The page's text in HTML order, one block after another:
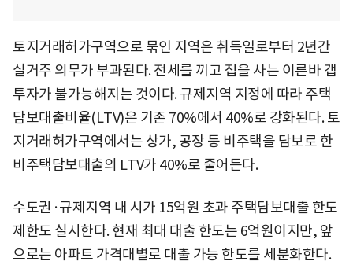
토지거래허가구역으로 묶인 지역은 취득일로부터 2년간
실거주 의무가 부과된다. 전세를 끼고 집을 사는 이른바 갭
투자가 불가능해지는 것이다. 규제지역 지정에 따라 주택
담보대출비율(LTV)은 기존 70%에서 40%로 강화된다. 토
지거래허가구역에서는 상가, 공장 등 비주택을 담보로 한
비주택담보대출의 LTV가 40%로 줄어든다.
수도권·규제지역 내 시가 15억원 초과 주택담보대출 한도
제한도 실시한다. 현재 최대 대출 한도는 6억원이지만, 앞
으로는 아파트 가격대별로 대출 가능 한도를 세분화한다.